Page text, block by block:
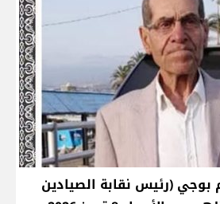
بوجي (رئيس نقابة الصيادين